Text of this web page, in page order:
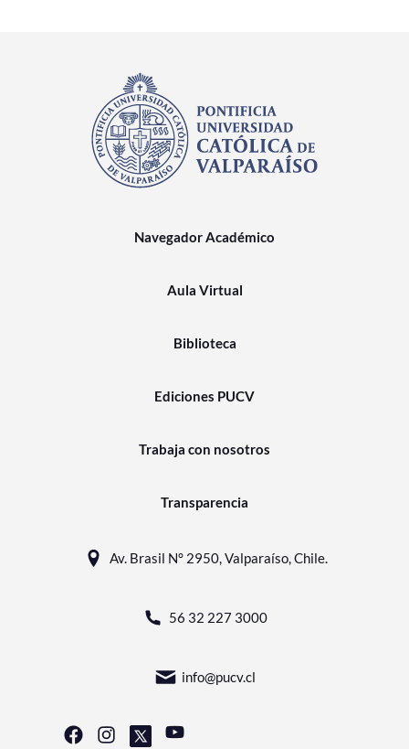
Navegador Académico
Aula Virtual
Biblioteca
Ediciones PUCV
Trabaja con nosotros
Transparencia
Av. Brasil N° 2950, Valparaíso, Chile.
56 32 227 3000
info@pucv.cl